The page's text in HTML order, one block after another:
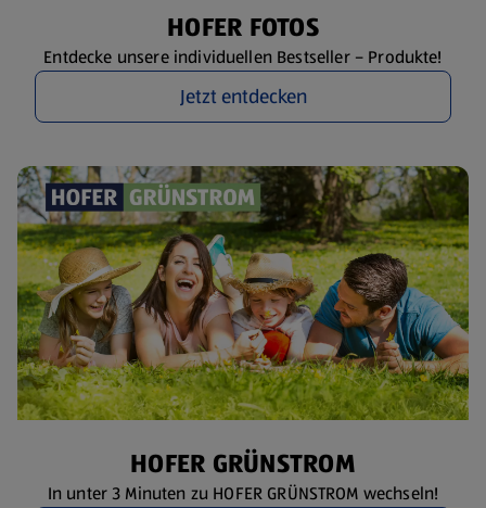
HOFER FOTOS
Entdecke unsere individuellen Bestseller – Produkte!
Jetzt entdecken
HOFER GRÜNSTROM
In unter 3 Minuten zu HOFER GRÜNSTROM wechseln!